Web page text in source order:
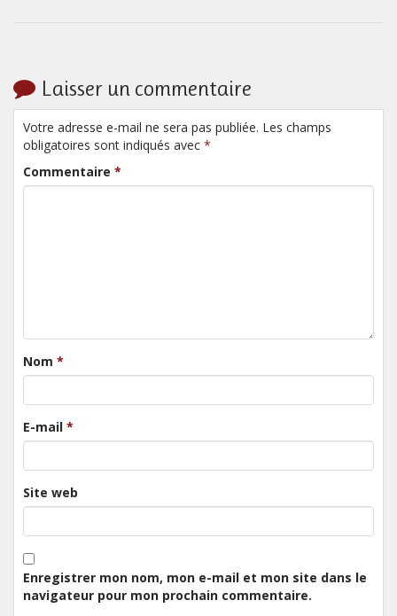
Laisser un commentaire
Votre adresse e-mail ne sera pas publiée. Les champs
obligatoires sont indiqués avec *
Commentaire *
Nom *
E-mail *
Site web
Enregistrer mon nom, mon e-mail et mon site dans le
navigateur pour mon prochain commentaire.